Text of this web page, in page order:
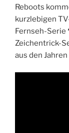
Reboots
kurzlebigen
Fernseh-Serie
Zeichentrick-
aus den